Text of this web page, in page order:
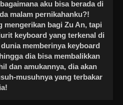
aku bisa berada di
malam pernikahanku?!
mengerikan bagi Zu An, tapi
keyboard yang terkenal di
memberinya keyboard
dia bisa membalikkan
dan amukannya, dia akan
musuhnya yang terbakar